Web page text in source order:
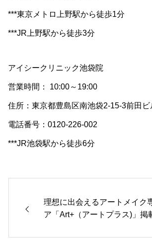
***東京メトロ上野駅から徒歩1分
***JR上野駅から徒歩3分
アイシークリニック池袋院
営業時間： 10:00～19:00
住所：東京都豊島区南池袋2-15-3前田ビ
電話番号：0120-226-002
***JR池袋駅から徒歩6分
理想に出会えるアートメイク
ア「Art+（アートプラス)」掲